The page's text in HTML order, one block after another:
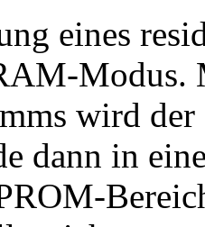
eines
Modus.
wird der
dann in